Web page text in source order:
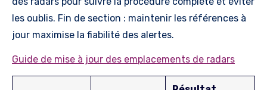
les oublis. Fin de section : maintenir les références à
jour maximise la fiabilité des alertes.
Guide de mise à jour des emplacements de radars